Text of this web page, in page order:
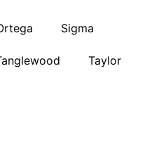
Sigma
Taylor